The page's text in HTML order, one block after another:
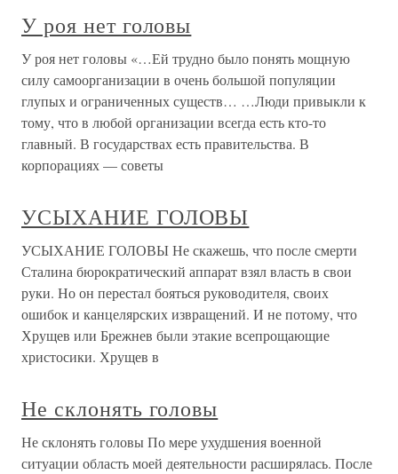
У роя нет головы
У роя нет головы «…Ей трудно было понять мощную
силу самоорганизации в очень большой популяции
глупых и ограниченных существ… …Люди привыкли к
тому, что в любой организации всегда есть кто-то
главный. В государствах есть правительства. В
корпорациях — советы
УСЫХАНИЕ ГОЛОВЫ
УСЫХАНИЕ ГОЛОВЫ Не скажешь, что после смерти
Сталина бюрократический аппарат взял власть в свои
руки. Но он перестал бояться руководителя, своих
ошибок и канцелярских извращений. И не потому, что
Хрущев или Брежнев были этакие всепрощающие
христосики. Хрущев в
Не склонять головы
Не склонять головы По мере ухудшения военной
ситуации область моей деятельности расширялась. После